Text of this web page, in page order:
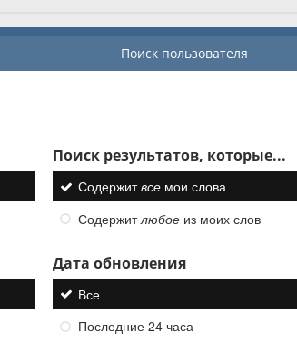
Поиск пользователя
Поиск результатов, которые...
Содержитвсемои слова
Содержитлюбоеиз моих слов
Дата обновления
Все
Последние 24 часа